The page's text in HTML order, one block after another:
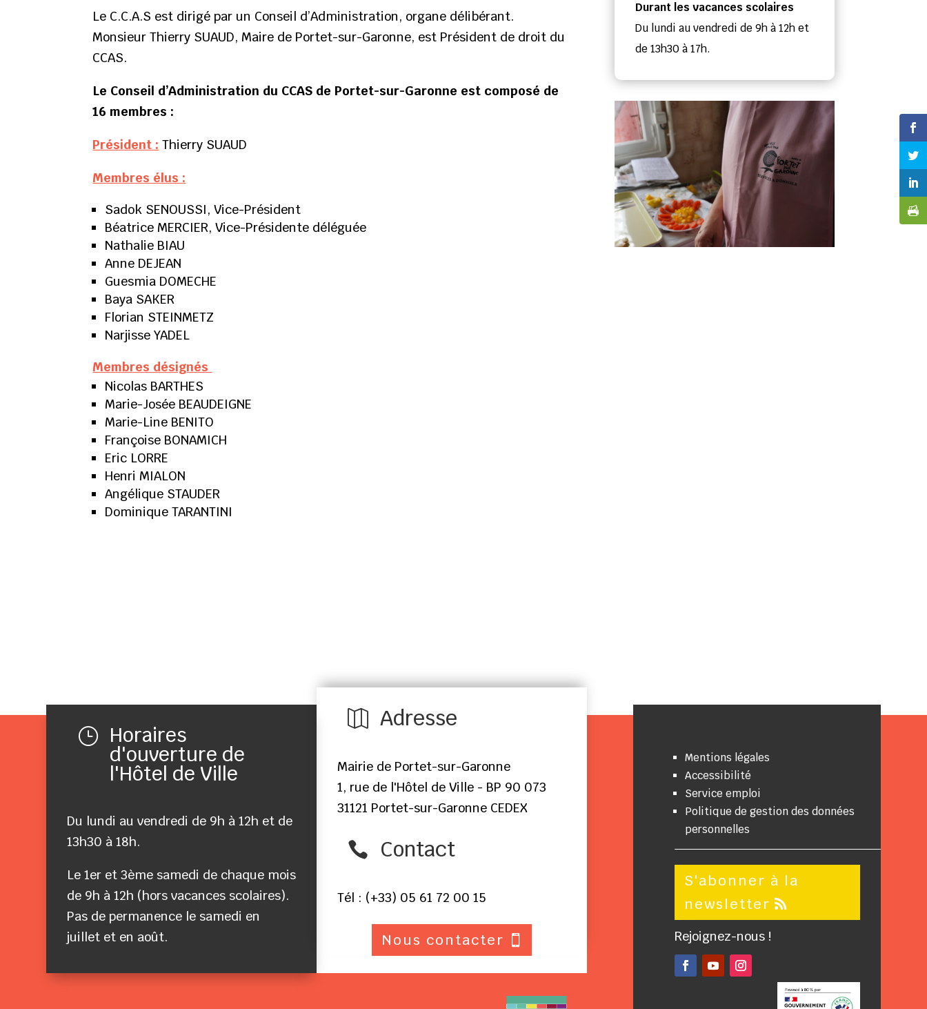
Le C.C.A.S est dirigé par un Conseil d’Administration, organe délibérant.
Monsieur Thierry SUAUD, Maire de Portet-sur-Garonne, est Président de droit du
CCAS.
Le Conseil d’Administration du CCAS de Portet-sur-Garonne est composé de
16 membres :
Président : Thierry SUAUD
Membres élus :
Sadok SENOUSSI, Vice-Président
Béatrice MERCIER, Vice-Présidente déléguée
Nathalie BIAU
Anne DEJEAN
Guesmia DOMECHE
Baya SAKER
Florian STEINMETZ
Narjisse YADEL
Membres désignés
Nicolas BARTHES
Marie-Josée BEAUDEIGNE
Marie-Line BENITO
Françoise BONAMICH
Eric LORRE
Henri MIALON
Angélique STAUDER
Dominique TARANTINI
Durant les vacances scolaires
Du lundi au vendredi de 9h à 12h et
de 13h30 à 17h.
} Horaires
d'ouverture de
l'Hôtel de Ville
Du lundi au vendredi de 9h à 12h et de
13h30 à 18h.
Le 1er et 3ème samedi de chaque mois
de 9h à 12h (hors vacances scolaires).
Pas de permanence le samedi en
juillet et en août.
 Adresse
Mairie de Portet-sur-Garonne
1, rue de l'Hôtel de Ville - BP 90 073
31121 Portet-sur-Garonne CEDEX
 Contact
Tél : (+33) 05 61 72 00 15
Nous contacter
Mentions légales
Accessibilité
Service emploi
Politique de gestion des données
personnelles
S'abonner à la
newsletter
Rejoignez-nous !
Instagram